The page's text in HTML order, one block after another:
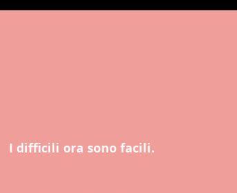
I difficili ora sono facili.